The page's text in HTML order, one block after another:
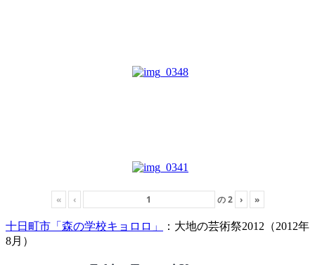
« ‹ の2 › »
十日町市「森の学校キョロロ」
：大地の芸術祭2012（2012年
8月）